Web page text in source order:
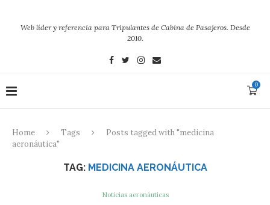
Web líder y referencia para Tripulantes de Cabina de Pasajeros. Desde
2010.
0
Home Tags
Posts tagged with "medicina
aeronáutica"
TAG: MEDICINA AERONÁUTICA
Noticias aeronáuticas